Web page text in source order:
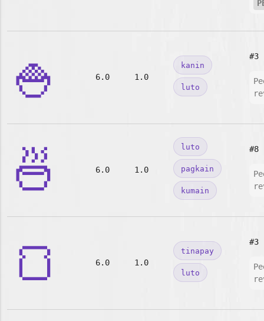
🍚 6.0 1.0
kanin
luto
#3
🍜 6.0 1.0
luto
pagkain
kumain
#8
🍞 6.0 1.0
tinapay
luto
#3